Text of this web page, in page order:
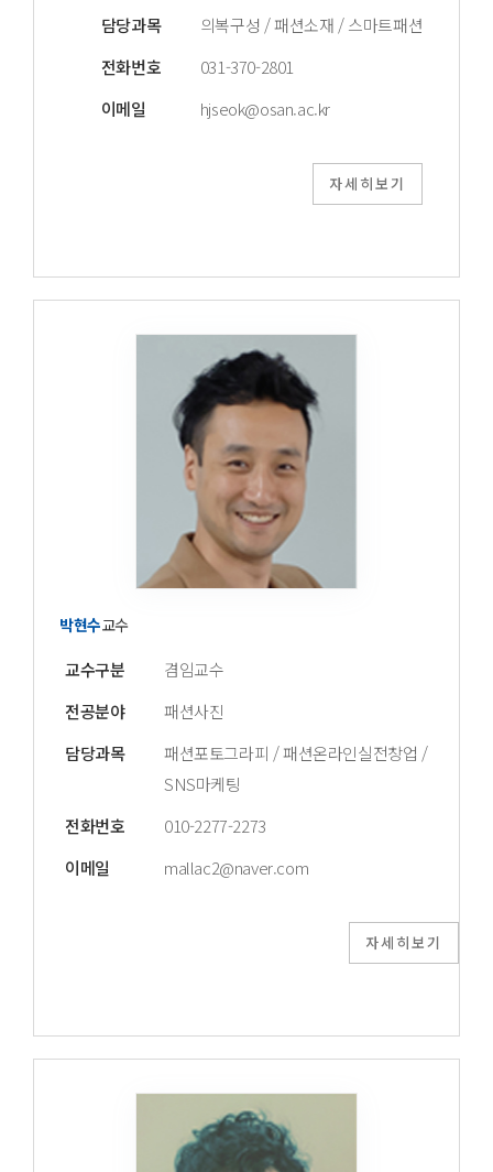
담당과목
의복구성 / 패션소재 / 스마트패션
전화번호
031-370-2801
이메일
hjseok@osan.ac.kr
자세히보기
박현수교수
교수구분
겸임교수
전공분야
패션사진
담당과목
패션포토그라피 / 패션온라인실전창업 /
SNS마케팅
전화번호
010-2277-2273
이메일
mallac2@naver.com
자세히보기